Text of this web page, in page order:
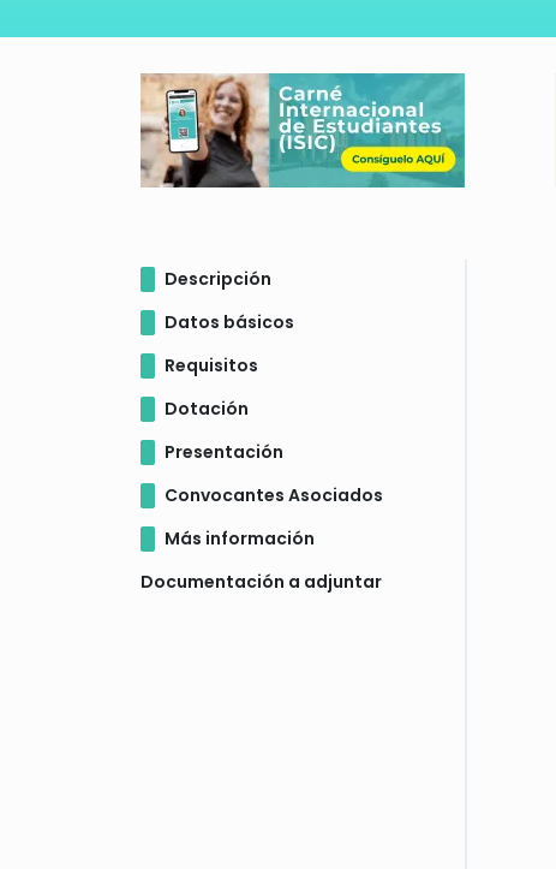
Descripción
Datos básicos
Requisitos
Dotación
Presentación
Convocantes Asociados
Más información
Documentación a adjuntar